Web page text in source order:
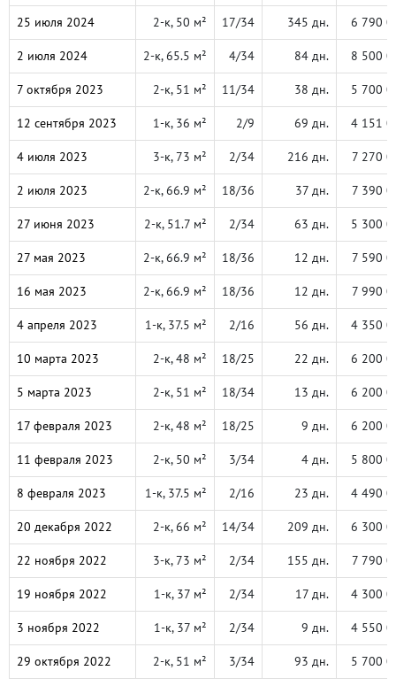
25 июля 2024 2-к, 50 м² 17/34 345 дн. 6 790
2 июля 2024 2-к, 65.5 м² 4/34 84 дн. 8 500
7 октября 2023 2-к, 51 м² 11/34 38 дн. 5 700
12 сентября 2023 1-к, 36 м² 2/9 69 дн. 4 151
4 июля 2023 3-к, 73 м² 2/34 216 дн. 7 270
2 июля 2023 2-к, 66.9 м² 18/36 37 дн. 7 390
27 июня 2023 2-к, 51.7 м² 2/34 63 дн. 5 300
27 мая 2023 2-к, 66.9 м² 18/36 12 дн. 7 590
16 мая 2023 2-к, 66.9 м² 18/36 12 дн. 7 990
4 апреля 2023 1-к, 37.5 м² 2/16 56 дн. 4 350
10 марта 2023 2-к, 48 м² 18/25 22 дн. 6 200
5 марта 2023 2-к, 51 м² 18/34 13 дн. 6 200
17 февраля 2023 2-к, 48 м² 18/25 9 дн. 6 200
11 февраля 2023 2-к, 50 м² 3/34 4 дн. 5 800
8 февраля 2023 1-к, 37.5 м² 2/16 23 дн. 4 490
20 декабря 2022 2-к, 66 м² 14/34 209 дн. 6 300
22 ноября 2022 3-к, 73 м² 2/34 155 дн. 7 790
19 ноября 2022 1-к, 37 м² 2/34 17 дн. 4 300
3 ноября 2022 1-к, 37 м² 2/34 9 дн. 4 550
29 октября 2022 2-к, 51 м² 3/34 93 дн. 5 700